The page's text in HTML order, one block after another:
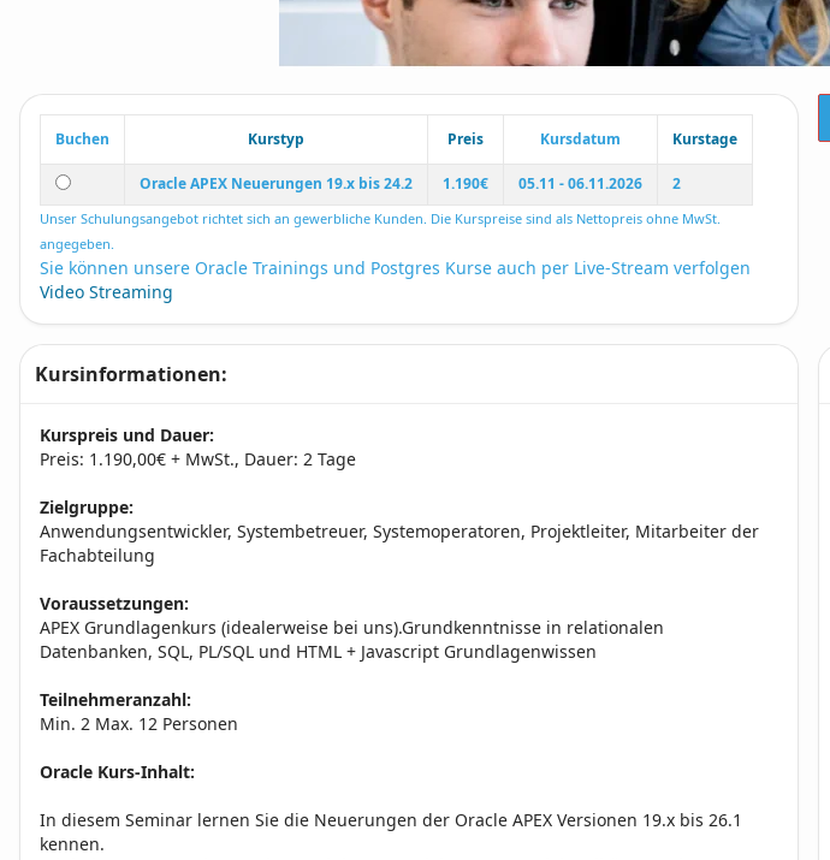
Buchen Kurstyp Preis Kursdatum Kurstage
Oracle APEX Neuerungen 19.x bis 24.2 1.190€ 05.11 - 06.11.2026 2
Unser Schulungsangebot richtet sich an gewerbliche Kunden. Die Kurspreise sind als Nettopreis ohne MwSt.
angegeben.
Sie können unsere Oracle Trainings und Postgres Kurse auch per Live-Stream verfolgen
Video Streaming
Kursinformationen:
Kurspreis und Dauer:
Preis: 1.190,00€ + MwSt., Dauer: 2 Tage
Zielgruppe:
Anwendungsentwickler, Systembetreuer, Systemoperatoren, Projektleiter, Mitarbeiter der
Fachabteilung
Voraussetzungen:
APEX Grundlagenkurs (idealerweise bei uns).Grundkenntnisse in relationalen
Datenbanken, SQL, PL/SQL und HTML + Javascript Grundlagenwissen
Teilnehmeranzahl:
Min. 2 Max. 12 Personen
Oracle Kurs-Inhalt:
In diesem Seminar lernen Sie die Neuerungen der Oracle APEX Versionen 19.x bis 26.1
kennen.